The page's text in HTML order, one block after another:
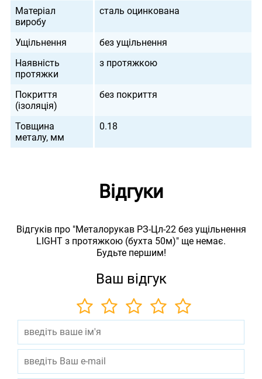
Матеріал
виробу
сталь оцинкована
Ущільнення
без ущільнення
Наявність
протяжки
з протяжкою
Покриття
(ізоляція)
без покриття
Товщина
металу, мм
0.18
Відгуки
Відгуків про "Металорукав РЗ-Цл-22 без ущільнення
LIGHT з протяжкою (бухта 50м)" ще немає.
Будьте першим!
Ваш відгук